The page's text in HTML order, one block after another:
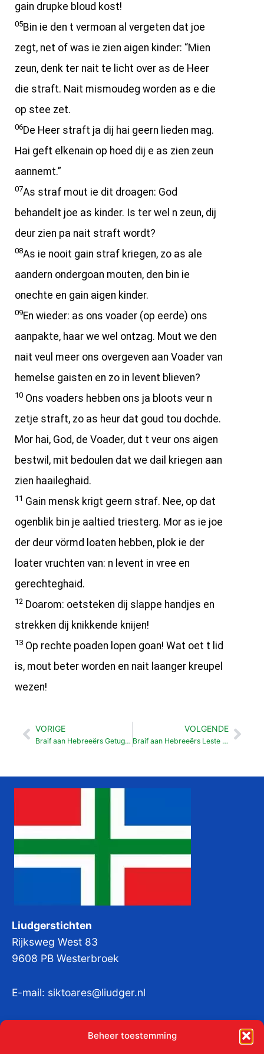
Beheer toestemming
gain drupke bloud kost!
05Bin ie den t vermoan al vergeten dat joe
zegt, net of was ie zien aigen kinder: “Mien
zeun, denk ter nait te licht over as de Heer
die straft. Nait mismoudeg worden as e die
op stee zet.
06De Heer straft ja dij hai geern lieden mag.
Hai geft elkenain op hoed dij e as zien zeun
aannemt.”
07As straf mout ie dit droagen: God
behandelt joe as kinder. Is ter wel n zeun, dij
deur zien pa nait straft wordt?
08As ie nooit gain straf kriegen, zo as ale
aandern ondergoan mouten, den bin ie
onechte en gain aigen kinder.
09En wieder: as ons voader (op eerde) ons
aanpakte, haar we wel ontzag. Mout we den
nait veul meer ons overgeven aan Voader van
hemelse gaisten en zo in levent blieven?
10 Ons voaders hebben ons ja bloots veur n
zetje straft, zo as heur dat goud tou dochde.
Mor hai, God, de Voader, dut t veur ons aigen
bestwil, mit bedoulen dat we dail kriegen aan
zien haaileghaid.
11 Gain mensk krigt geern straf. Nee, op dat
ogenblik bin je aaltied triesterg. Mor as ie joe
der deur vörmd loaten hebben, plok ie der
loater vruchten van: n levent in vree en
gerechteghaid.
12 Doarom: oetsteken dij slappe handjes en
strekken dij knikkende knijen!
13 Op rechte poaden lopen goan! Wat oet t lid
is, mout beter worden en nait laanger kreupel
wezen!
Vorige
VORIGE
Braif aan Hebreeërs Getugen van t geleuf (11:1-40)
VOLGENDE
Braif aan Hebreeërs Leste inzeggens (13:1-19)
Liudgerstichten
Rijksweg West 83
9608 PB Westerbroek
E-mail: siktoares@liudger.nl